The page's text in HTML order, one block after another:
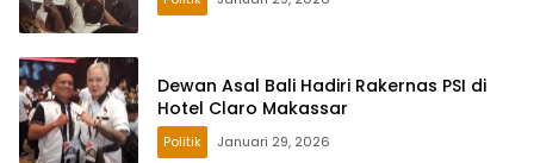
Dewan Asal Bali Hadiri Rakernas PSI di
Hotel Claro Makassar
Politik Januari 29, 2026